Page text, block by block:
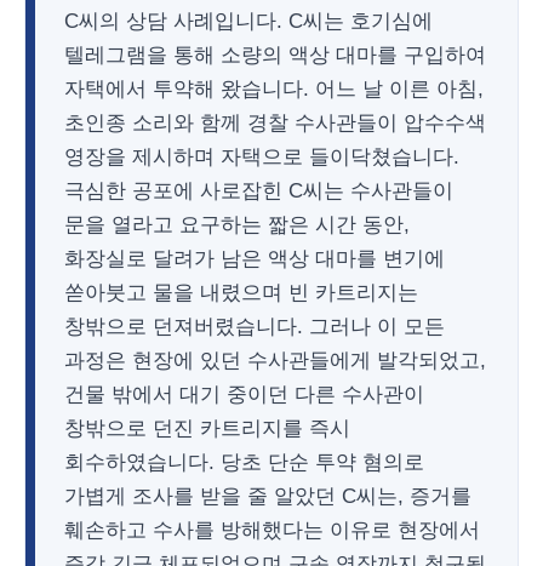
C씨의 상담 사례입니다. C씨는 호기심에
텔레그램을 통해 소량의 액상 대마를 구입하여
자택에서 투약해 왔습니다. 어느 날 이른 아침,
초인종 소리와 함께 경찰 수사관들이 압수수색
영장을 제시하며 자택으로 들이닥쳤습니다.
극심한 공포에 사로잡힌 C씨는 수사관들이
문을 열라고 요구하는 짧은 시간 동안,
화장실로 달려가 남은 액상 대마를 변기에
쏟아붓고 물을 내렸으며 빈 카트리지는
창밖으로 던져버렸습니다. 그러나 이 모든
과정은 현장에 있던 수사관들에게 발각되었고,
건물 밖에서 대기 중이던 다른 수사관이
창밖으로 던진 카트리지를 즉시
회수하였습니다. 당초 단순 투약 혐의로
가볍게 조사를 받을 줄 알았던 C씨는, 증거를
훼손하고 수사를 방해했다는 이유로 현장에서